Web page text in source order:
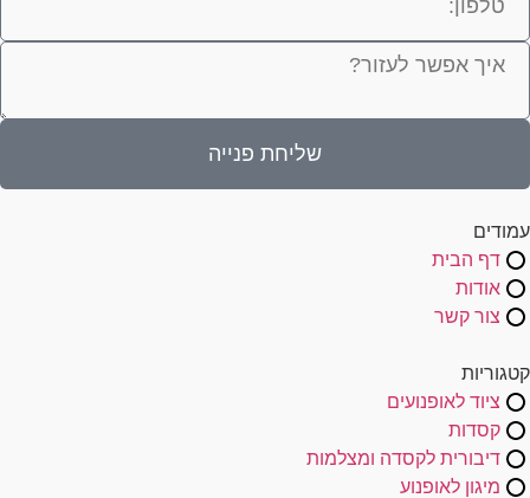
שליחת פנייה
עמודים
דף הבית
אודות
צור קשר
קטגוריות
ציוד לאופנועים
קסדות
דיבורית לקסדה ומצלמות
מיגון לאופנוע